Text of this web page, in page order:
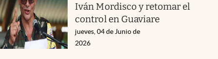
Iván Mordisco y retomar el
control en Guaviare
jueves, 04 de Junio de
2026